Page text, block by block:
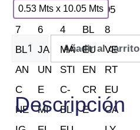
0.53 Mts x 10.05 Mts
Añadir al carrito
Descripción